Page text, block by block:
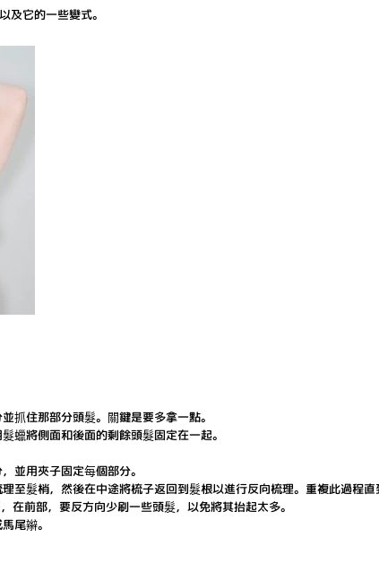
及它的一些變式。
抓住那部分頭髮。關鍵是要多拿一點。
蠟將側面和後面的剩餘頭髮固定在一起。
並用夾子固定每個部分。
至髮梢，然後在中途將梳子返回到髮根以進行反向梳理。重複此過程
在前部，要反方向少刷一些頭髮，以免將其抬起太多。
尾辮。